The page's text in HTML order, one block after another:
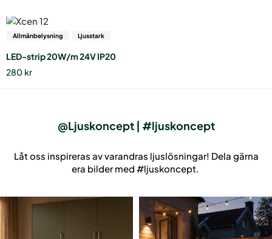
Allmänbelysning Ljusstark
LED-strip 20W/m 24V IP20
280 kr
Den
här
har
flera
på
@Ljuskoncept | #ljuskoncept
Låt oss inspireras av varandras ljuslösningar! Dela gärna
era bilder med #ljuskoncept.